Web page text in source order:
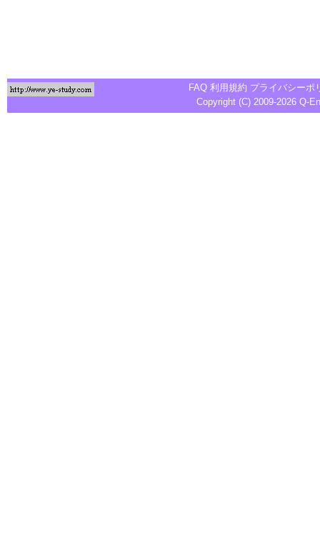
FAQ 利用規約 プライバシーポ
Copyright (C) 2009-2026 Q-